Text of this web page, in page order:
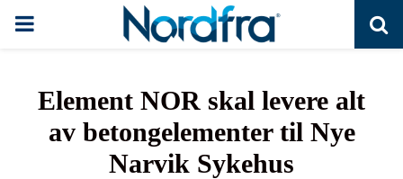
PRIMARY
Element NOR skal levere alt
av betongelementer til Nye
Narvik Sykehus